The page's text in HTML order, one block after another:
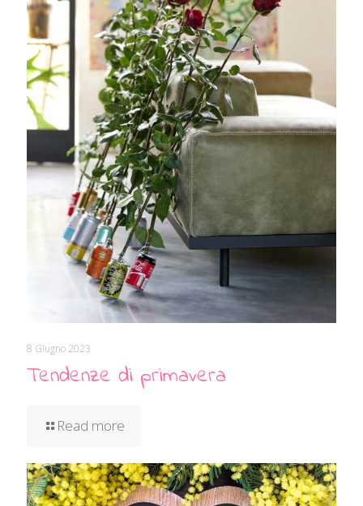
8 Giugno 2023
Tendenze di primavera
Read more